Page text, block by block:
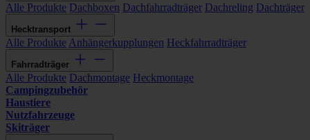
Alle Produkte Dachboxen Dachfahrradträger Dachreling Dachträger
Hecktransport
Alle Produkte Anhängerkupplungen Heckfahrradträger
Fahrradträger
Alle Produkte Dachmontage Heckmontage
Campingzubehör
Haustiere
Nutzfahrzeuge
Skiträger